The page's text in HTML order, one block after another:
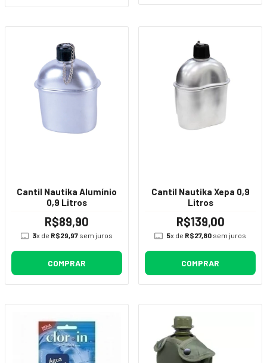
Cantil Nautika Alumínio
0,9 Litros
R$89,90
3x de R$29,97 sem juros
COMPRAR
Cantil Nautika Xepa 0,9
Litros
R$139,00
5x de R$27,80sem juros
COMPRAR